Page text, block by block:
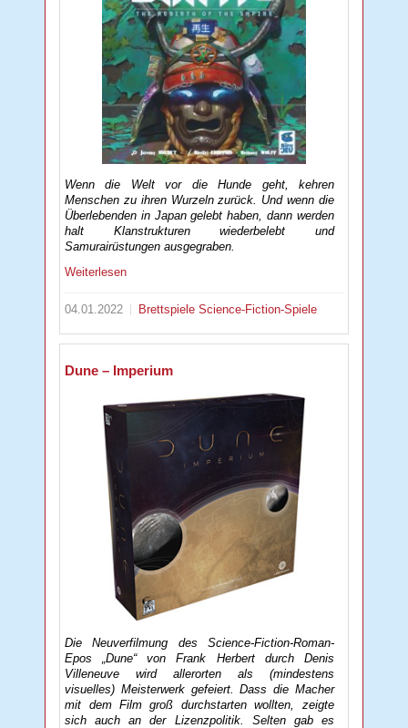
Wenn die Welt vor die Hunde geht, kehren
Menschen zu ihren Wurzeln zurück. Und wenn die
Überlebenden in Japan gelebt haben, dann werden
halt Klanstrukturen wiederbelebt und
Samurairüstungen ausgegraben.
Weiterlesen
04.01.2022 BrettspieleScience-Fiction-Spiele
Dune – Imperium
Die Neuverfilmung des Science-Fiction-Roman-
Epos „Dune“ von Frank Herbert durch Denis
Villeneuve wird allerorten als (mindestens
visuelles) Meisterwerk gefeiert. Dass die Macher
mit dem Film groß durchstarten wollten, zeigte
sich auch an der Lizenzpolitik. Selten gab es